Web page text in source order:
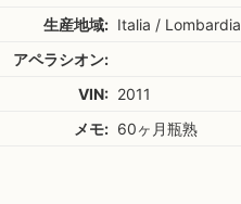
生産地域: Italia / Lombardia
アペラシオン:
VIN: 2011
メモ: 60ヶ月瓶熟